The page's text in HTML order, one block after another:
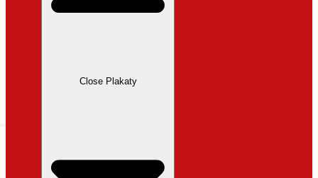
Close Plakaty